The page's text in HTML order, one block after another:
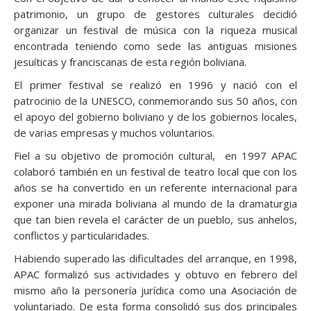
patrimonio, un grupo de gestores culturales decidió
organizar un festival de música con la riqueza musical
encontrada teniendo como sede las antiguas misiones
jesuíticas y franciscanas de esta región boliviana.
El primer festival se realizó en 1996 y nació con el
patrocinio de la UNESCO, conmemorando sus 50 años, con
el apoyo del gobierno boliviano y de los gobiernos locales,
de varias empresas y muchos voluntarios.
Fiel a su objetivo de promoción cultural, en 1997 APAC
colaboró también en un festival de teatro local que con los
años se ha convertido en un referente internacional para
exponer una mirada boliviana al mundo de la dramaturgia
que tan bien revela el carácter de un pueblo, sus anhelos,
conflictos y particularidades.
Habiendo superado las dificultades del arranque, en 1998,
APAC formalizó sus actividades y obtuvo en febrero del
mismo año la personería jurídica como una Asociación de
voluntariado. De esta forma consolidó sus dos principales